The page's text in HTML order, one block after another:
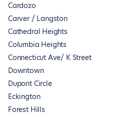
Cardozo
Carver / Langston
Cathedral Heights
Columbia Heights
Connecticut Ave/ K Street
Downtown
Dupont Circle
Eckington
Forest Hills